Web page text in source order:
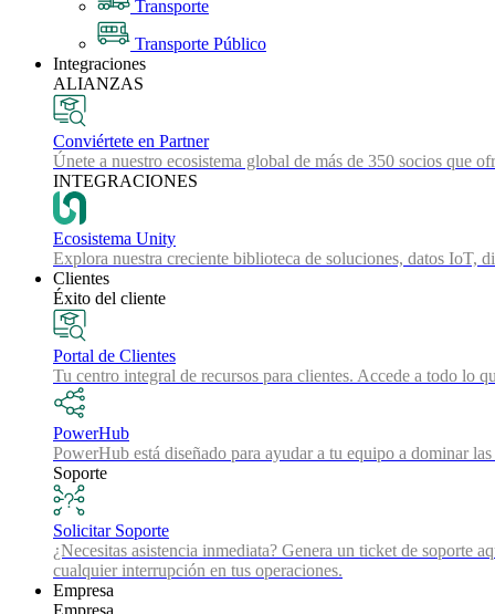
Transporte
Transporte Público
Integraciones
ALIANZAS
Conviértete en Partner
Únete a nuestro ecosistema global de más de 350 socios que
INTEGRACIONES
Ecosistema Unity
Explora nuestra creciente biblioteca de soluciones, datos IoT,
Clientes
Éxito del cliente
Portal de Clientes
Tu centro integral de recursos para clientes. Accede a todo lo
PowerHub
PowerHub está diseñado para ayudar a tu equipo a dominar
Soporte
Solicitar Soporte
¿Necesitas asistencia inmediata? Genera un ticket de soporte
cualquier interrupción en tus operaciones.
Empresa
Empresa